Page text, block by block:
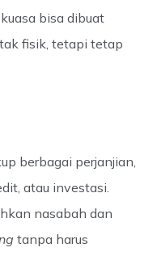
bisa dibuat
fisik, tetapi tetap
berbagai perjanjian,
atau investasi.
nasabah dan
tanpa harus